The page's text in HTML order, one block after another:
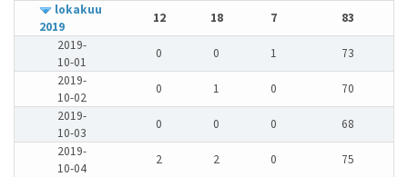
lokakuu
2019
12 18 7
83
2019-
10-01
0 0 1
73
2019-
10-02
0 1 0
70
2019-
10-03
0 0 0
68
2019-
10-04
2 2 0
75